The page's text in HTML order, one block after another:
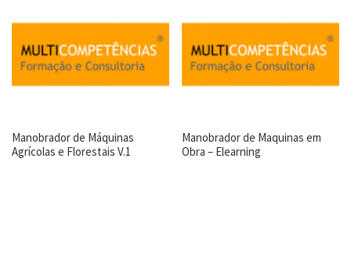
Manobrador de Máquinas
Agrícolas e Florestais V.1
Manobrador de Maquinas em
Obra – Elearning